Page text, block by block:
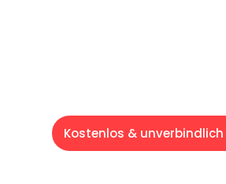
Kostenlos &